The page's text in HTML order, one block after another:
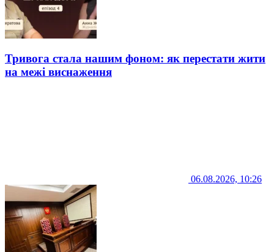
Тривога стала нашим фоном: як перестати жити
на межі виснаження
06.08.2026, 10:26